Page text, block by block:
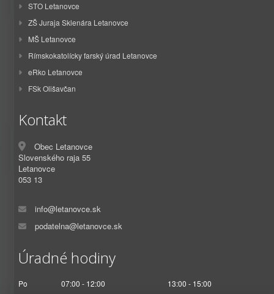
STO Letanovce
ZŠ Juraja Sklenára Letanovce
MŠ Letanovce
Rímskokatolícky farský úrad Letanovce
eRko Letanovce
FSk Olišavčan
Kontakt
Obec Letanovce
Slovenského raja 55
Letanovce
053 13
info@letanovce.sk
podatelna@letanovce.sk
Úradné hodiny
Po 07:00 - 12:00
13:00 - 15:00